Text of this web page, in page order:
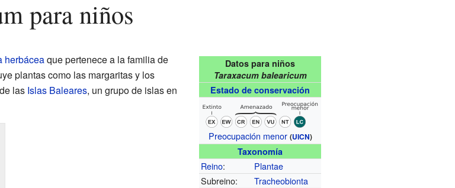
para niños
Datos para niños
Taraxacum balearicum
Estado de conservación
Preocupación menor (UICN)
Taxonomía
Reino:
Plantae
Subreino:
Tracheobionta
herbáceaque pertenece a la familia de
plantas como las margaritas y los
las Islas Baleares, un grupo de islas en